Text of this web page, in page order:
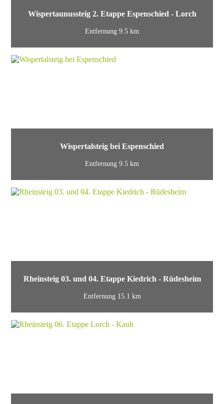
Wispertaunussteig 2. Etappe Espenschied - Lorch
Entfernung 9.5 km
Wispertalsteig bei Espenschied
Entfernung 9.5 km
Rheinsteig 03. und 04. Etappe Kiedrich - Rüdesheim
Entfernung 15.1 km